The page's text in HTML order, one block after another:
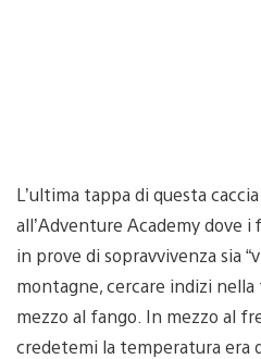
L’ultima tappa di questa
all’Adventure Academy dove
in prove di sopravvivenza sia
montagne, cercare indizi
mezzo al fango. In mezzo al
credetemi la temperatura era